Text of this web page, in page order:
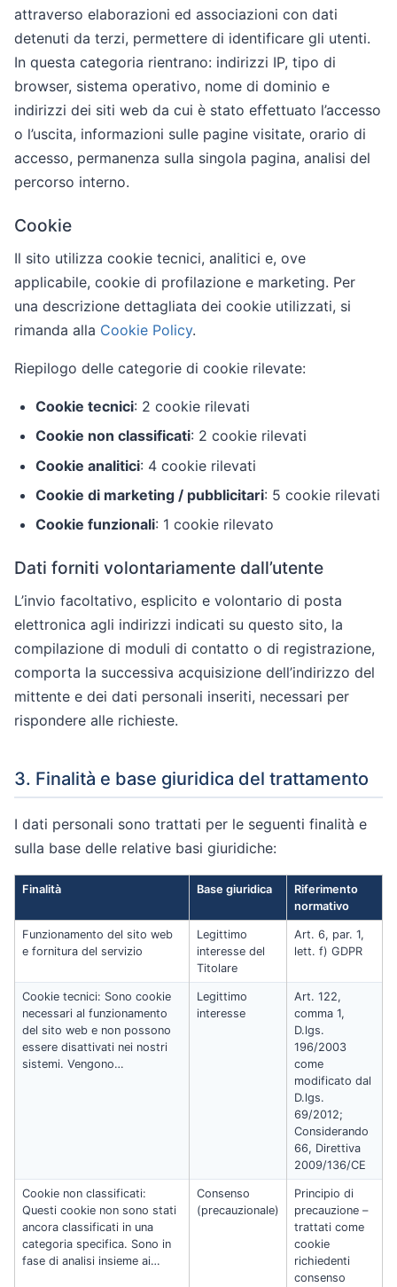
attraverso elaborazioni ed associazioni con dati
detenuti da terzi, permettere di identificare gli utenti.
In questa categoria rientrano: indirizzi IP, tipo di
browser, sistema operativo, nome di dominio e
indirizzi dei siti web da cui è stato effettuato l’accesso
o l’uscita, informazioni sulle pagine visitate, orario di
accesso, permanenza sulla singola pagina, analisi del
percorso interno.
Cookie
Il sito utilizza cookie tecnici, analitici e, ove
applicabile, cookie di profilazione e marketing. Per
una descrizione dettagliata dei cookie utilizzati, si
rimanda alla Cookie Policy.
Riepilogo delle categorie di cookie rilevate:
Cookie tecnici: 2 cookie rilevati
Cookie non classificati: 2 cookie rilevati
Cookie analitici: 4 cookie rilevati
Cookie di marketing / pubblicitari: 5 cookie rilevati
Cookie funzionali: 1 cookie rilevato
Dati forniti volontariamente dall’utente
L’invio facoltativo, esplicito e volontario di posta
elettronica agli indirizzi indicati su questo sito, la
compilazione di moduli di contatto o di registrazione,
comporta la successiva acquisizione dell’indirizzo del
mittente e dei dati personali inseriti, necessari per
rispondere alle richieste.
3. Finalità e base giuridica del trattamento
I dati personali sono trattati per le seguenti finalità e
sulla base delle relative basi giuridiche:
Finalità Base giuridica
Riferimento
normativo
Funzionamento del sito web
e fornitura del servizio
Legittimo
interesse del
Titolare
Art. 6, par. 1,
lett. f) GDPR
Cookie tecnici: Sono cookie
necessari al funzionamento
del sito web e non possono
essere disattivati nei nostri
sistemi. Vengono…
Legittimo
interesse
Art. 122,
comma 1,
D.lgs.
196/2003
come
modificato dal
D.lgs.
69/2012;
Considerando
66, Direttiva
2009/136/CE
Cookie non classificati:
Questi cookie non sono stati
ancora classificati in una
categoria specifica. Sono in
fase di analisi insieme ai…
Consenso
(precauzionale)
Principio di
precauzione –
trattati come
cookie
richiedenti
consenso